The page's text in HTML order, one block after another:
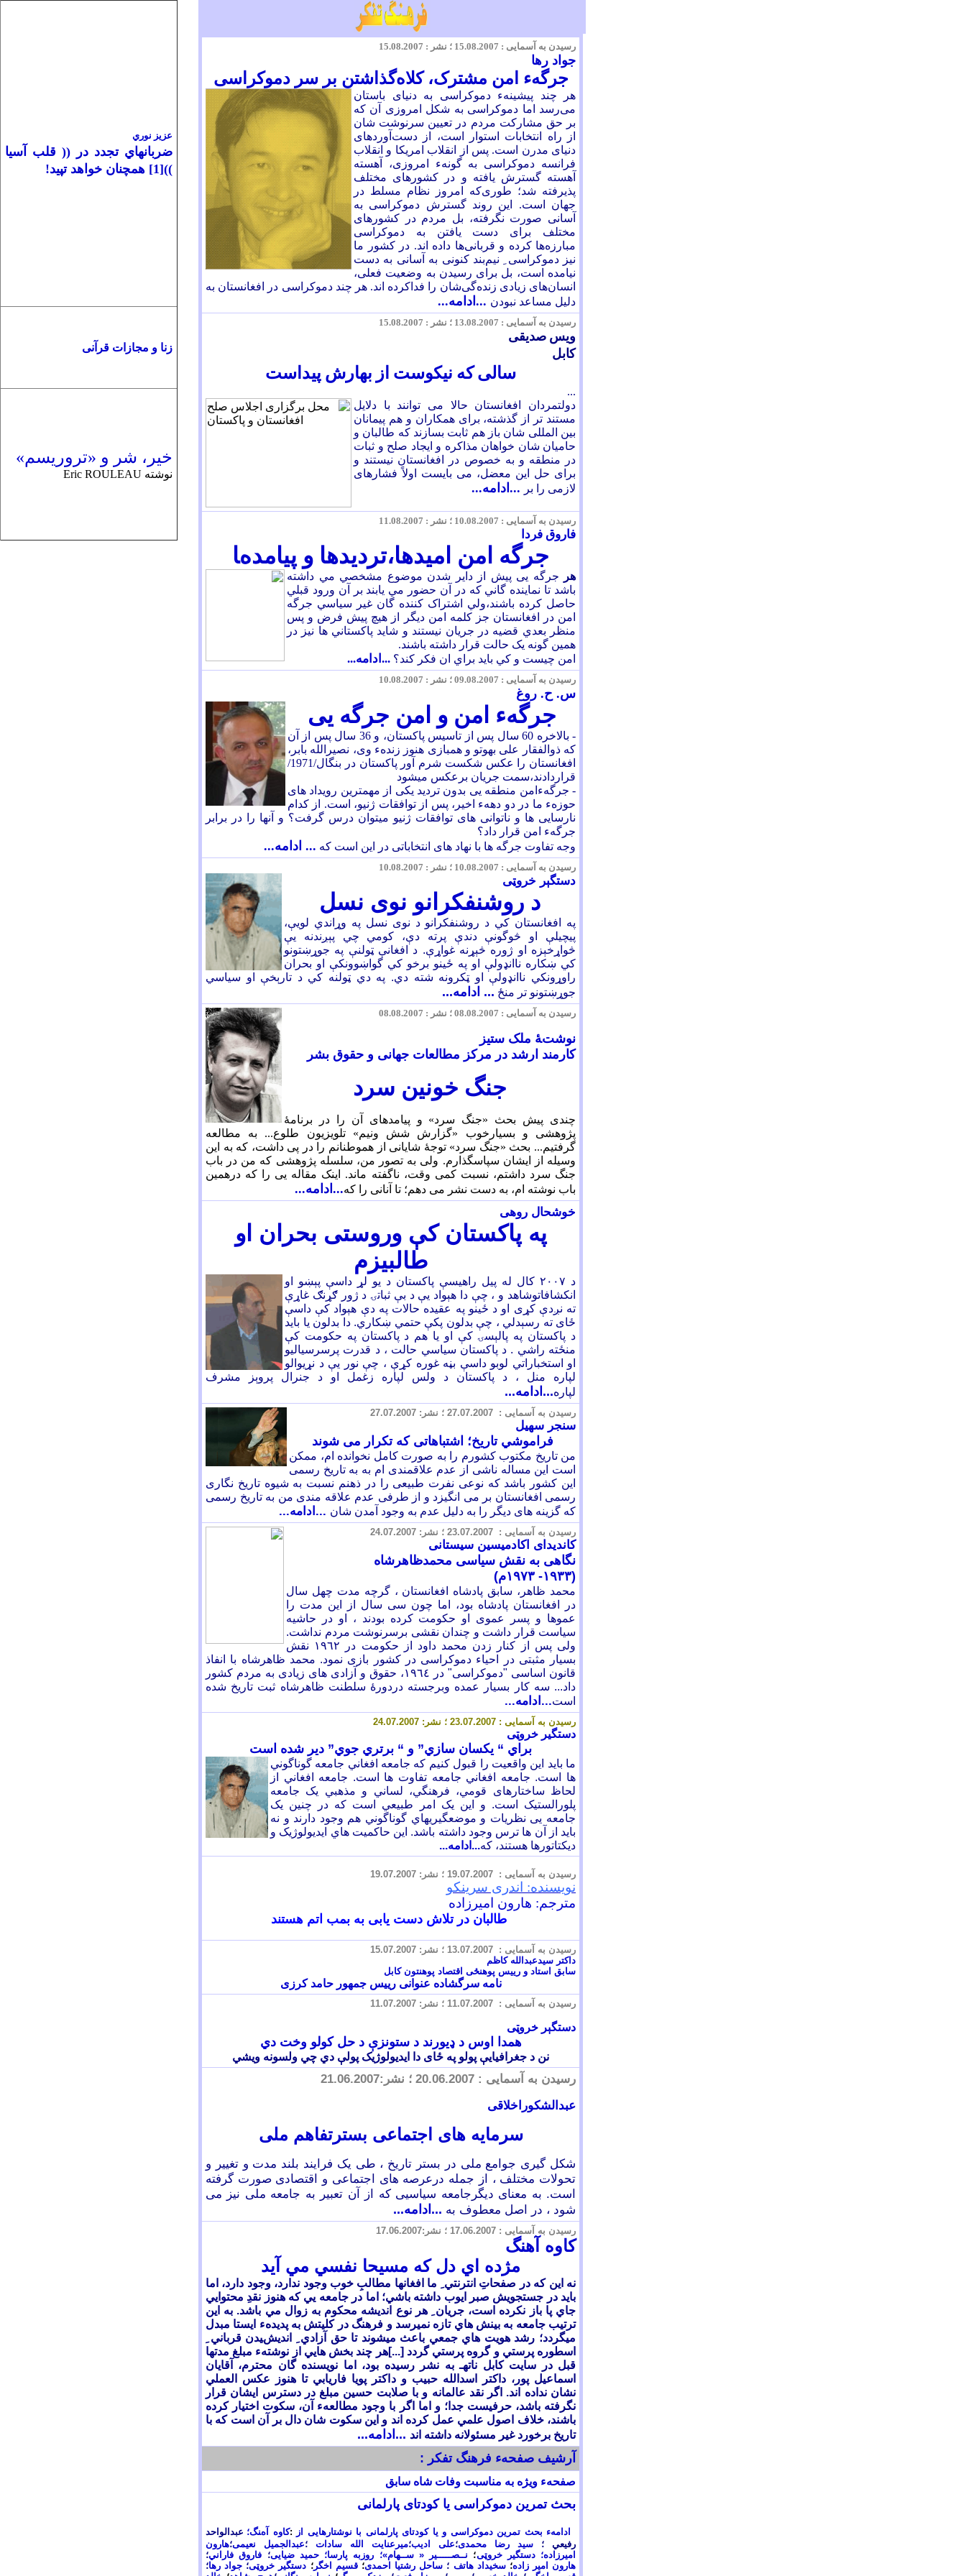
رسیدن به آسمایی : 15.08.2007 ؛ نشر : 1 5.08.2007
جواد رها
جرگهء امن مشترک، کلاه‌گذاشتن بر سر دموکراسی
هر چند پیشینهء دموکراسی به دنیای باستان
می‌رسد اما دموکراسی به شکل امروزی آن که
بر حق مشارکت مردم در تعیین سرنوشت شان
از راه انتخابات استوار است،‌ از دست‌آوردهای
دنیای مدرن است. پس از انقلاب امریکا و انقلاب
فرانسه دموکراسی به گونهء امروزی، آهسته
آهسته گسترش یافته و در کشورهای مختلف
پذیرفته شد؛ طوری‌که امروز نظام مسلط در
جهان است. این روند گسترش دموکراسی به
آسانی صورت نگرفته، بل مردم در کشورهای
مختلف برای دست یافتن به دموکراسی
مبارزه‌ها کرده و قربانی‌ها داده اند. در کشور ما
نیز دموکراسی ِ نیم‌بند کنونی به آسانی به دست
نیامده است، بل برای رسیدن به وضعیت فعلی،
انسان‌های زیادی زنده‌گی‌شان را فداکرده اند. هر چند دموکراسی در افغانستان به
دلیل مساعد نبودن ...ادامه...
رسیدن به آسمایی : 13.08.2007 ؛ نشر : 1 5.08.2007
ویس صدیقی
کابل
سالی که نیکوست از بهارش پیداست
...
دولتمردان افغانستان حالا می توانند با دلایل
مستند تر از گذشته، برای همکاران و هم پیمانان
بین المللی شان باز هم ثابت بسازند که طالبان و
حامیان شان خواهان مذاکره و ایجاد صلح و ثبات
در منطقه و به خصوص در افغانستان نیستند و
برای حل این معضل، می بایست اولاً فشارهای
لازمی را بر
...ادامه...
رسیدن به آسمایی : 10.08.2007 ؛ نشر : 1 1.08.2007
فاروق فردا
جرگه امن اميدها،ترديدها و پيامدها
هر جرگه یی پيش از
داير شدن موضوع مشخصي مي داشته
باشد تا نماينده گاني که در آن حضور مي يابند بر آن ورود قبلي
حاصل کرده باشند،ولي اشتراک کننده گان غير سياسي جرگه
امن در افغانستان جز کلمه امن ديگر از هيچ پيش فرض و پس
منظر بعدي قضيه در جريان نيستند و شايد پاکستاني ها نيز در
همين گونه يک حالت قرار داشته باشند.
امن چيست و کي بايد براي ان فکر کند؟ ...ادامه...
رسیدن به آسمایی : 09.08.2007 ؛ نشر : 10.08.2007
س. ح. روغ
جرگهء امن و امن جرگه یی
- بالاخره 60 سال پس از تاسیس پاکستان، و 36 سال پس از آن
که ذوالفقار علی بهوتو و همبازی هنوز زندهء وی، نصیرالله بابر،
افغانستان را عکس شکست شرم آور پاکستان در بنگال/1971/
قراردادند،سمت جریان برعکس میشود
- جرگهءامن منطقه يی بدون تردید یکی از مهمترین رویداد های
حوزهء ما در دو دههء اخیر، پس از توافقات ژنیو، است. از کدام
نارسایی ها و ناتوانی های توافقات ژنیو میتوان درس گرفت؟ و آنها را در برابر
جرگهء امن قرار داد؟
وجه تفاوت جرگه ها با نهاد های انتخاباتی در این است که ... ادامه...
رسیدن به آسمایی : 10.08.2007 ؛ نشر : 10.08.2007
دستگېر خروټی
د روشنفکرانو نوی نسل
په افغانستان کي د روشنفکرانو د نوی نسل په وړاندي لويې،
پيچيلې او څوگونې دندې پرته دې، کومي چي پېږندنه يې
څواړخېزه او ژوره څېړنه غواړې. د افغانې ټولنې په جوړښتونو
کي ښکاره ناانډولې او په ځينو برخو کي گواښوونکې او بحران
راوړونکي ناانډولې او ټکرونه شته دي. په دي ټولنه کي د تارېخې او سياسي
جوړښتونو تر منځ ... ادامه...
رسیدن به آسمایی : 08.08.2007 ؛ نشر : 08.08.2007
نوشتۀ ملک ستیز
کارمند ارشد در مرکز مطالعات جهانی و حقوق بشر
جنگ خونین سرد
چندی پیش بحث «جنگ سرد» و پیامدهای آن را در برنامۀ
پژوهشی و بسیارخوب «گزارش شش ونیم» تلویزیون طلوع... به مطالعه
گرفتیم... بحث «جنگ سرد» توجۀ شایانی از هموطنانم را در پی داشت، که به این
وسیله از ایشان سپاسگذارم. ولی به تصور من، سلسله پژوهشی که من در باب
جنگ سرد داشتم، نسبت کمی وقت، ناگفته ماند. اینک مقاله یی را که درهمین
باب نوشته ام، به دست نشر می دهم؛ تا آنانی را که...ادامه...
خوشحال روهی
په پاکستان کې وروستی بحران او
طالبيزم
د ۲۰۰۷ کال له پيل راهيسې پاکستان د يو لړ داسې پېښو او
انکشافاتوشاهد و ، چې دا هېواد يې د بې ثباتۍ د ژور ګړنګ غاړې
ته نږدې کړی او د ځينو په عقيده حالات په دې هېواد کې داسې
ځای ته رسېدلي ، چې بدلون پکې حتمي ښکاري. دا بدلون يا بايد
د پاکستان په پالېسۍ کې او يا هم د پاکستان په حکومت کې
منځته راشي . د پاکستان سياسي حالت ، د قدرت پرسرسیاليو
او استخباراتي لوبو داسې بڼه غوره کړې ، چې نور يې د نړيوالو
لپاره منل ، د پاکستان د ولس لپاره زغمل او د جنرال پروېز مشرف
لپاره...ادامه...
رسيدن به آسمايی : 27.07.2007 ؛ نشر: 27.07.2007
سنجر سهیل
فراموشي تاريخ؛ اشتباهاتی که تکرار می شوند
من تاریخ مکتوب کشورم را به صورت کامل نخوانده ام، ممکن
است این مساله ناشی از عدم علاقمندی ام به به تاریخ رسمی
این کشور باشد که نوعی نفرت طبیعی را در ذهنم نسبت به شیوه تاریخ نگاری
رسمی افغانستان بر می انگیزد و از طرفی عدم علاقه مندی من به تاریخ رسمی
که گزینه های دیگر را به دلیل عدم به وجود آمدن شان ...ادامه...
رسيدن به آسمايی : 23.07.2007 ؛ نشر: 24.07.2007
کاندیدای اکادمیسین سیستانی
نگاهی به نقش سیاسی محمدظاهرشاه
(۱۹۳۳- ۱۹۷۳م)
محمد ظاهر، سابق پادشاه افغانستان ، گرچه مدت چهل سال
در افغانستان پادشاه بود، اما چون سى سال از اين مدت را
عموها و پسر عموى او حکومت کرده بودند ، او در حاشيه
سياست قرار داشت و چندان نقشى برسرنوشت مردم نداشت.
ولى پس از کنار زدن محمد داود از حکومت در ١٩٦۲ نقش
بسيار مثبتى در احياء دموکراسى در کشور بازى نمود. محمد ظاهرشاه با انفاذ
قانون اساسى "دموکراسی" در ١٩٦٤، حقوق و آزادى هاى زيادى به مردم کشور
داد... سه کار بسیار عمده وبرجسته دردورۀ سلطنت ظاهرشاه ثبت تاریخ شده
است...ادامه...
رسيدن به آسمايی : 23.07.2007 ؛ نشر: 24.07.2007
دستگير خروټی
براي “ یکسان سازي” و “ برتري جوي” دير شده است
ما بايد اين واقعيت را قبول کنيم که جامعه افغاني جامعه گوناگوني
ها است. جامعه افغاني جامعه تفاوت ها است. جامعه افغاني از
لحاظ ساختارهای قومي، فرهنگي، لساني و مذهبي يک جامعه
پلورالستيک است. و اين يک امر طبيعي است که در چنين يک
جامعه يی نظريات و موضعگيريهاي گوناگوني هم وجود دار ند و نه
بايد از آن ها ترس وجود داشته باشد. اين حاکميت هاي ايديولوژيک و
ديکتاتورها هستند، که...ادامه...
رسيدن به آسمايی : 19.07.2007 ؛ نشر: 19.07.2007
نويسنده: اندری سرینکو
مترجم: هارون امیرزاده
طالبان در تلاش دست یابی به بمب اتم هستند
رسيدن به آسمايی : 13.07.2007 ؛ نشر: 15.07.2007
داکتر سیدعبدالله کاظم
سابق استاد و ريیس پوهنځی اقتصاد پوهنتون کابل
نامه سرگشاده عنوانی ريیس جمهور حامد کرزی
رسيدن به آسمايی : 11.07.2007 ؛ نشر: 11.07.2007
دستگېر خروټی
همدا اوس د ډيورند د ستونزې د حل کولو وخت دي
نن د جغرافيايې پولو په ځای دا ايديولوژيک پولې دي چي ولسونه ويشي
رسيدن به آسمايی : 20.06.2007 ؛ نشر: 21.06.2007
عبدالشکوراخلاقی
سرمایه های اجتماعی بسترتفاهم ملی
شکل گیری جوامع ملی در بستر تاریخ ، طی یک فرایند بلند مدت و تغییر و
تحولات مختلف ، از جمله درعرصه های اجتماعی و اقتصادی صورت گرفته
است. به معنای دیگرجامعه سیاسیی که از آن تعبیر به جامعه ملی نیز می
شود ، در اصل معطوف به ...ادامه...
رسيدن به آسمايی : 17.06.2007 ؛ نشر:1 7.06.2007
کاوه آهنگ
مژده اي دل که مسيحا نفسي مي آيد
نه اين که در صفحاتِ انترنتي ِ ما افغانها مطالبِ خوب وجود ندارد، وجود دارد، اما
بايد در جستجويش صبر ايوب داشته باشي؛ اما در جامعه يي که هنوز نقدِ محتوايي
جاي پا باز نکرده است، جريان ِ هر نوع انديشه محکوم به زوال مي باشد. به اين
ترتيب جامعه به بينش هاي تازه نميرسد و فرهنگ در کليتش به پديدهء ايستا مبدل
ميگردد؛ رشد هويت هاي جمعي باعث ميشوند تا حق آزادي ِ انديشيدن قرباني ِ
اسطوره پرستي و گروه پرستي گردد [...]هر چند بخش هايي از نوشتهء مبلغ مدتها
قبل در سايت کابل ناتهـ به نشر رسيده بود، اما نويسنده گان محترم، آقايان
اسماعيل پور، داکتر اسدالله حبيب و داکتر پويا فاريابي تا هنوز عکس العملي
نشان نداده اند. اگر نقد عالمانه و با صلابت حسين مبلغ در دسترس ايشان قرار
نگرفته باشد، حرفيست جدا؛ و اما اگر با وجود مطالعهء آن، سکوت اختيار کرده
باشند، خلاف اصول علمي عمل کرده اند و اين سکوت شان دال بر آن است که با
تاريخ برخورد غير مسئولانه داشته اند ...ادامه...
آرشيف صفحهء فرهنگ تفکر :
صفحهء ويژه به مناسبت وفات شاه سابق
بحث تمرين دموکراسی یا کودتای پارلمانی
ادامهء بحث تمرين دموکراسی و يا کودتای پارلمانی با نوشتارهایی از :کاوه آهنگ؛ عبدالواحد
رفيعي ؛ سید رضا محمدی؛علی ادیب؛ميرعنايت الله سادات ؛عبدالجمیل نعیمی؛هارون
امیرزاده؛ دستگير خروټی؛ نــصـــــیر « ســهام»؛ روزبه پارسا؛ حمید ضیایی؛ فاروق فاراني؛
هارون امیر زاده؛سخيداد هاتف ؛ ساحل رشتیا احمدی؛قسيم اخگر؛ دستگير خروټی؛ جواد رها؛
عزيز نوري
ضربانهاي تجدد در (( قلب آسيا
))[1] همچنان خواهد تپيد!
زنا و مجازات قرآنی
خير، شر و «تروريسم»
نوشته Eric ROULEAU